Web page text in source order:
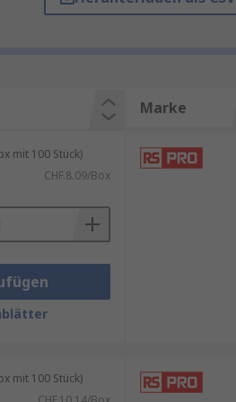
Senkkopf. Wir bieten auch
werden. Die
meist aus verzinktem
Varianten sind:
Man kann sie
Marke
mit 100 Stück)
CHF.8.09/Box
mit 100 Stück)